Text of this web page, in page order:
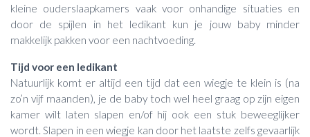
kleine ouderslaapkamers vaak voor onhandige situaties en
door de spijlen in het ledikant kun je jouw baby minder
makkelijk pakken voor een nachtvoeding.
Tijd voor een ledikant
Natuurlijk komt er altijd een tijd dat een wiegje te klein is (na
zo’n vijf maanden), je de baby toch wel heel graag op zijn eigen
kamer wilt laten slapen en/of hij ook een stuk beweeglijker
wordt. Slapen in een wiegje kan door het laatste zelfs gevaarlijk